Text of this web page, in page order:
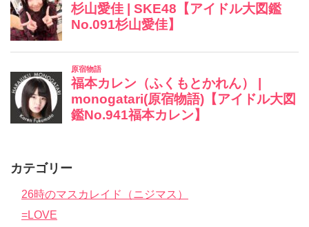
カテゴリー
26時のマスカレイド（ニジマス）
=LOVE